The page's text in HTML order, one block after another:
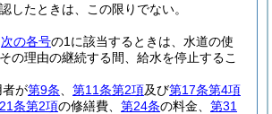
したときは、この限りでない。
次の各号の1に該当するときは、水道の使
の理由の継続する間、給水を停止するこ
者が第9条 第11条第2項及び第17条第4項
条第2項の修繕費、 第24条の料金、 第31